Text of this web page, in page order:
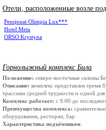
Отели, расположенные возле
Pensjonat Olimpia Lux***
Hotel Meta
ORSO Krystyna
Горнолыжный комплекс Била
Положение: северо-восточные склоны
Описание: комплекс представлен тремя
трассами средней трудности и одной для
Комплекс работает: с 9.00 до
Преимущества комплекса:
оборудования, ресторан, бар.
Характеристика подъёмников: